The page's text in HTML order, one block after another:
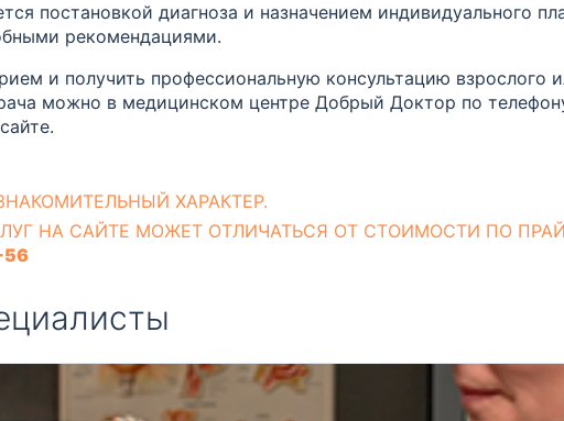
постановкой диагноза и назначением индивидуального
рекомендациями.
и получить профессиональную консультацию взрослого
можно в медицинском центре Добрый Доктор по
ХАРАКТЕР.
НА САЙТЕ МОЖЕТ ОТЛИЧАТЬСЯ ОТ СТОИМОСТИ ПО
56